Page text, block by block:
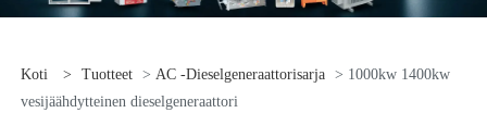
Koti > Tuotteet > AC -dieselgeneraattorisarja
> 1000kw 1400kw
vesijäähdytteinen dieselgeneraattori